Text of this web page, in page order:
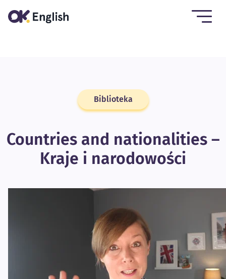
Biblioteka
Countries and nationalities –
Kraje i narodowości